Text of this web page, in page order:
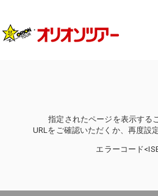
指定されたページを表示する
URLをご確認いただくか、再度設
エラーコード